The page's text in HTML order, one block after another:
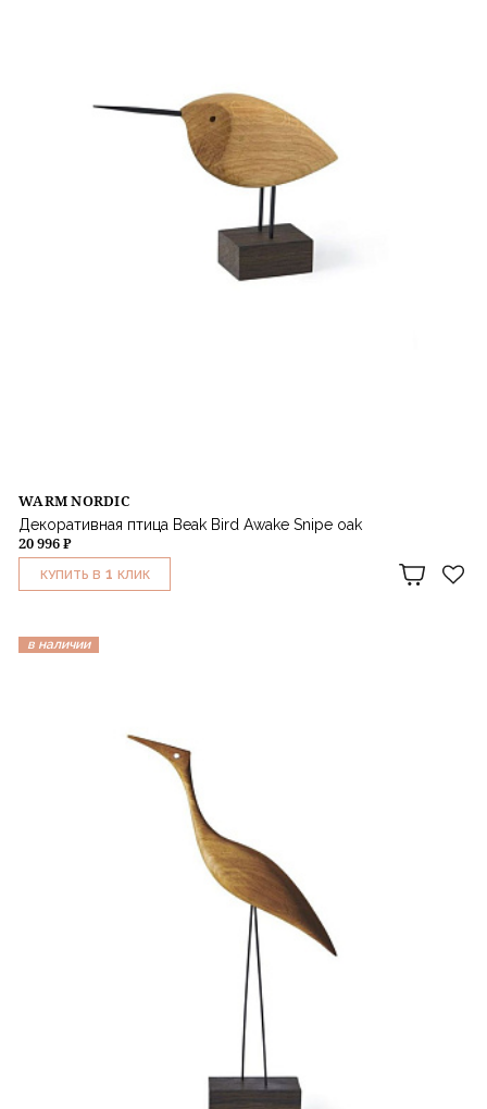
WARM NORDIC
Декоративная птица Beak Bird Awake Snipe oak
20 996 ₽
КУПИТЬ В 1 КЛИК
в наличии